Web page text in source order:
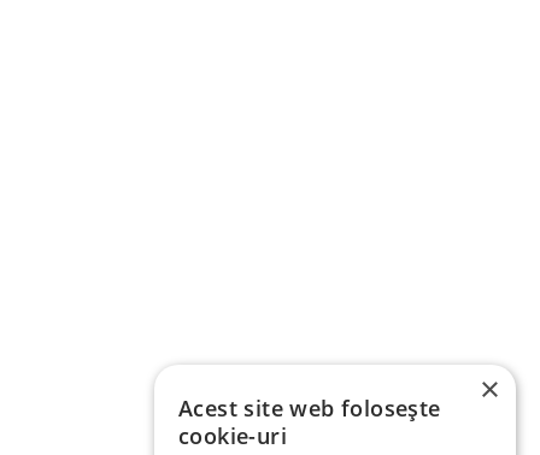
×
Acest site web folosește
cookie-uri